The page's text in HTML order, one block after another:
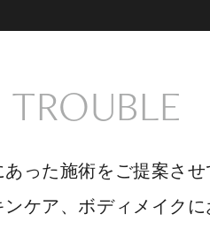
TROUBLE
った施術をご提案さ
ケア、ボディメイク